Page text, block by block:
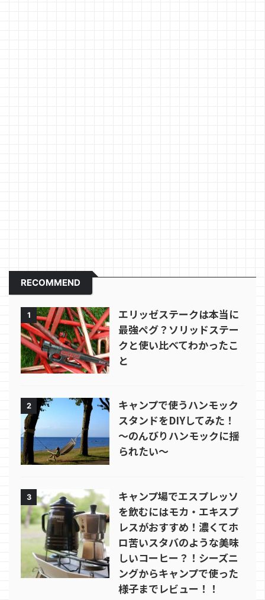
RECOMMEND
1
エリッゼステークは本当に
最強ペグ？ソリッドステー
クと使い比べてわかったこ
と
2
キャンプで使うハンモック
スタンドをDIYしてみた！
～のんびりハンモックに揺
られたい～
3
キャンプ場でエスプレッソ
を飲むにはモカ・エキスプ
レスがおすすめ！濃くてホ
ロ苦いスタバのような美味
しいコーヒー？！シーズニ
ングからキャンプで使った
様子までレビュー！！